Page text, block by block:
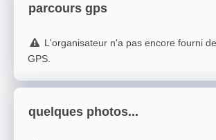
parcours gps
L'organisateur n'a pas encore fourni
GPS.
quelques photos...